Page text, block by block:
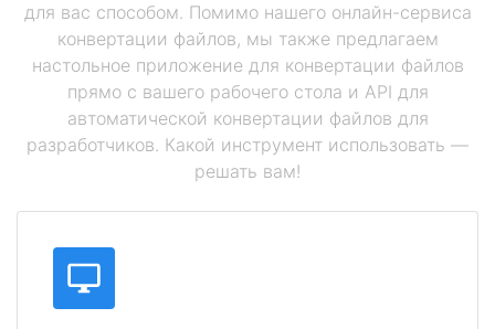
для вас способом. Помимо нашего онлайн-сервиса
конвертации файлов, мы также предлагаем
настольное приложение для конвертации файлов
прямо с вашего рабочего стола и API для
автоматической конвертации файлов для
разработчиков. Какой инструмент использовать —
решать вам!